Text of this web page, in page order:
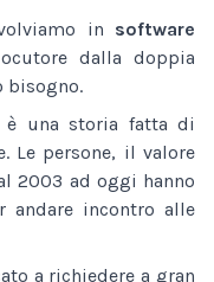
in software
dalla doppia
bisogno.
è una storia fatta di
Le persone, il valore
2003 ad oggi hanno
andare incontro alle
a richiedere a gran